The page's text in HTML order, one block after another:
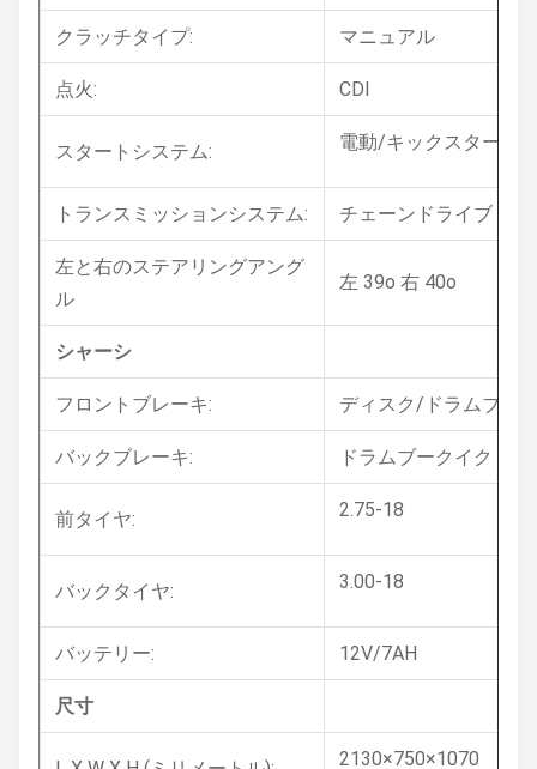
クラッチタイプ: マニュアル
点火: CDI
スタートシステム: 電動/キックスタート
トランスミッションシステム: チェーンドライブ
左と右のステアリングアング
ル
左 39o 右 40o
シャーシ
フロントブレーキ: ディスク/ドラムブレ
バックブレーキ: ドラムブークイク
前タイヤ: 2.75-18
バックタイヤ: 3.00-18
バッテリー: 12V/7AH
尺寸
2130×750×1070